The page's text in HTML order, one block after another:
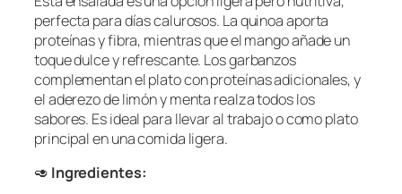
perfecta para días calurosos. La quinoa aporta
proteínas y fibra, mientras que el mango añade un
toque dulce y refrescante. Los garbanzos
complementan el plato con proteínas adicionales, y
el aderezo de limón y menta realza todos los
sabores. Es ideal para llevar al trabajo o como plato
principal en una comida ligera.
🥑 Ingredientes: